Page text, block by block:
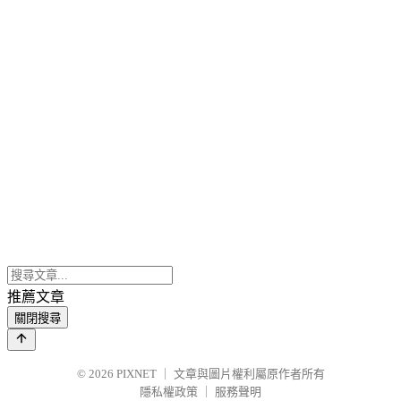
推薦文章
關閉搜尋
© 2026 PIXNET
文章與圖片權利屬原作者所有
隱私權政策
服務聲明